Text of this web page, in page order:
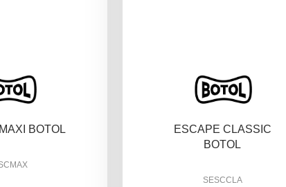
BOTOL
ESCAPE CLASSIC
BOTOL
SESCCLA